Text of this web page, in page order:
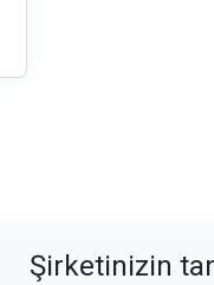
Şirketinizin